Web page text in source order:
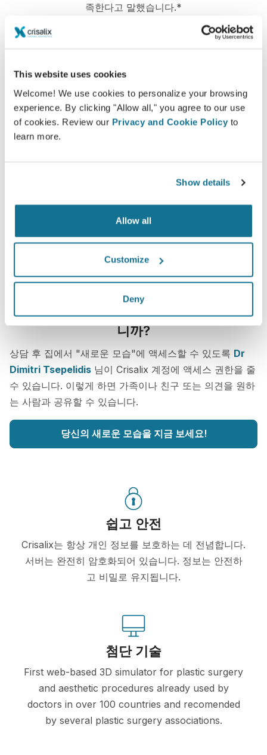
This website uses cookies
Welcome! We use cookies to personalize your browsing
experience. By clicking "Allow all," you agree to our use
of cookies. Review our Privacy and Cookie Policy to
learn more.
Show details
Allow all
Customize
Deny
족한다고 말했습니다.*
가장 잘 어울리는 것이 무엇인지 알고 싶습
니까?
상담 후 집에서 "새로운 모습"에 액세스할 수 있도록 Dr
Dimitri Tsepelidis 님이 Crisalix 계정에 액세스 권한을 줄
수 있습니다. 이렇게 하면 가족이나 친구 또는 의견을 원하
는 사람과 공유할 수 있습니다.
당신의 새로운 모습을 지금 보세요!
쉽고 안전
Crisalix는 항상 개인 정보를 보호하는 데 전념합니다.
서버는 완전히 암호화되어 있습니다. 정보는 안전하
고 비밀로 유지됩니다.
첨단 기술
First web-based 3D simulator for plastic surgery
and aesthetic procedures already used by
doctors in over 100 countries and recomended
by several plastic surgery associations.